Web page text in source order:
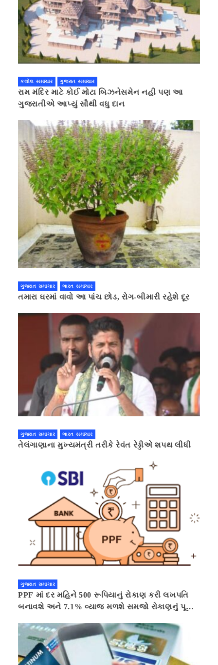
કલોલ સમાચાર ગુજરાત સમાચાર
રામ મંદિર માટે કોઈ મોટા બિઝનેસમેન નહી પણ આ
ગુજરાતીએ આપ્યું સૌથી વધુ દાન
ગુજરાત સમાચાર ભારત સમાચાર
તમારા ઘરમાં વાવો આ પાંચ છોડ, રોગ-બીમારી રહેશે દૂર
ગુજરાત સમાચાર ભારત સમાચાર
તેલંગાણાના મુખ્યમંત્રી તરીકે રેવંત રેડ્ડીએ શપથ લીધી
ગુજરાત સમાચાર
PPF માં દર મહિને 500 રૂપિયાનું રોકાણ કરી લખપતિ
બનાવશે અને 7.1% વ્યાજ મળશે સમજો રોકાણનું પૂરું